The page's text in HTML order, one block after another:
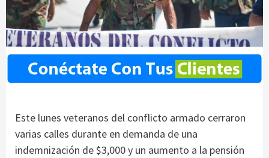
Este lunes veteranos del conflicto armado cerraron
varias calles durante en demanda de una
indemnización de $3,000 y un aumento a la pensión